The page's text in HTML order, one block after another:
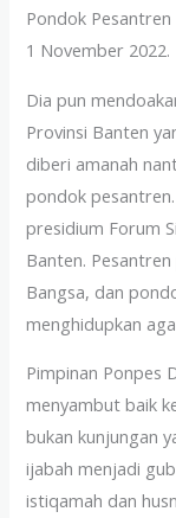
Pondok
1 November 2022.
Dia pun
Provinsi Banten
diberi amanah
pondok
presidium Forum
Banten.
Bangsa, dan
menghidupkan
Pimpinan Ponpes
menyambut baik
bukan kunjungan
ijabah menjadi
istiqamah dan